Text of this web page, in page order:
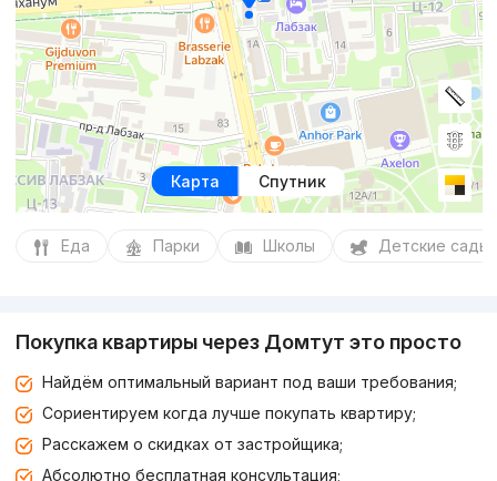
Карта Спутник
Еда Парки Школы Детские сады
Покупка квартиры через Домтут это просто
Найдём оптимальный вариант под ваши требования;
Сориентируем когда лучше покупать квартиру;
Расскажем о скидках от застройщика;
Абсолютно бесплатная консультация;